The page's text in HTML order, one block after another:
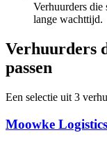
Verhuurders die
lange wachttijd.
Verhuurders
passen
Een selectie uit 3
Moowke Logistics